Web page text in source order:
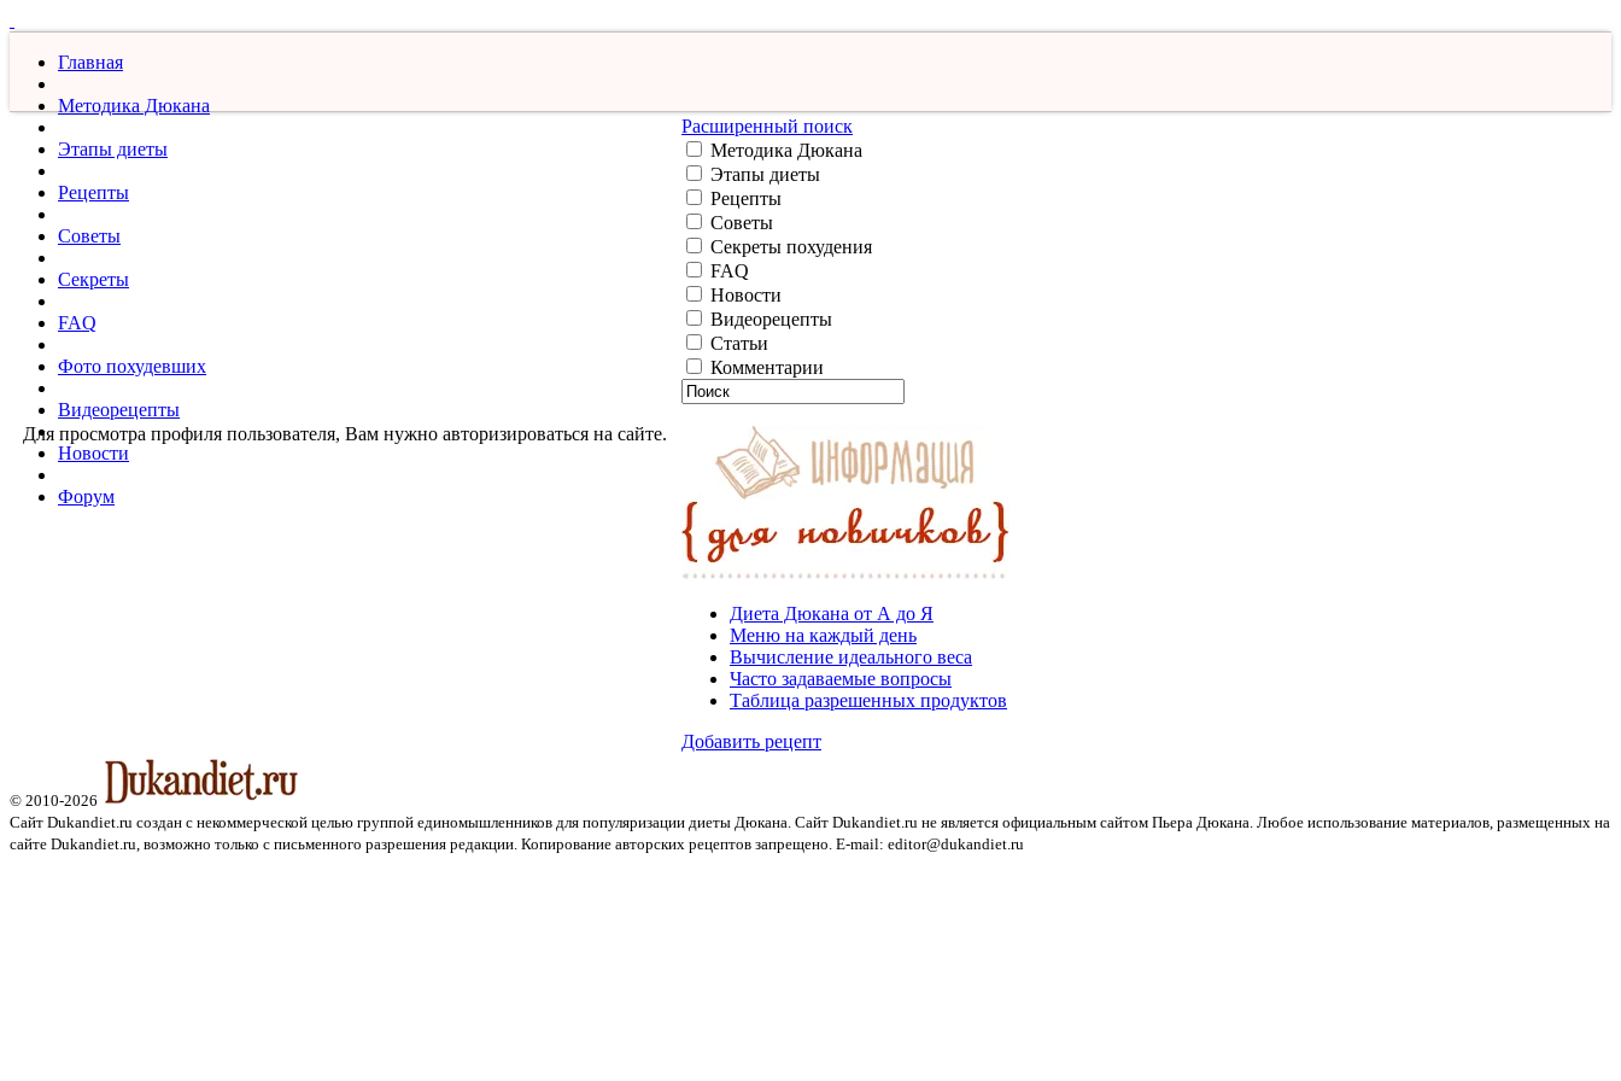
Главная
Методика Дюкана
Этапы диеты
Рецепты
Советы
Секреты
FAQ
Фото похудевших
Видеорецепты
Новости
Форум
Для просмотра профиля пользователя, Вам нужно авторизироваться на сайте.
Расширенный поиск
Методика Дюкана
Этапы диеты
Рецепты
Советы
Секреты похудения
FAQ
Новости
Видеорецепты
Статьи
Комментарии
Диета Дюкана от А до Я
Меню на каждый день
Вычисление идеального веса
Часто задаваемые вопросы
Таблица разрешенных продуктов
Добавить рецепт
© 2010-2026
Сайт Dukandiet.ru создан с некоммерческой целью группой единомышленников для популяризации диеты Дюкана. Сайт Dukandiet.ru не является официальным сайтом Пьера Дюкана. Любое использование материалов, размещенных на
сайте Dukandiet.ru, возможно только с письменного разрешения редакции. Копирование авторских рецептов запрещено. E-mail: editor@dukandiet.ru